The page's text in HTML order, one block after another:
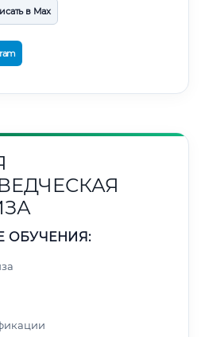
в Max
ОБУЧЕНИЯ: